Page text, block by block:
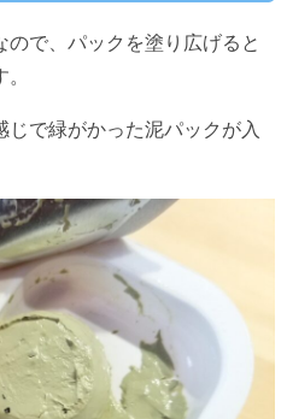
で、パックを塗り広げると
で緑がかった泥パックが入